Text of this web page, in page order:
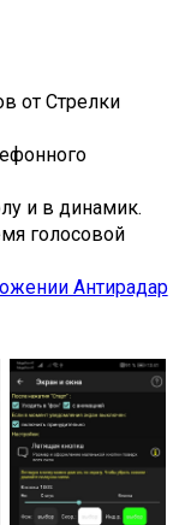
от Стрелки
и в динамик.
голосовой
Антирадар